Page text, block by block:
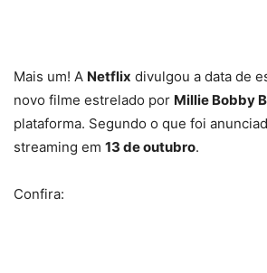
Mais um! A Netflix divulgou a data de
novo filme estrelado por Millie Bobby
plataforma. Segundo o que foi
streaming em 13 de outubro.
Confira: